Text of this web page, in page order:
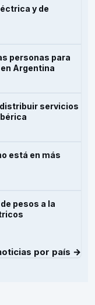
y de
personas para
Argentina
servicios
está en más
pesos a la
por país →